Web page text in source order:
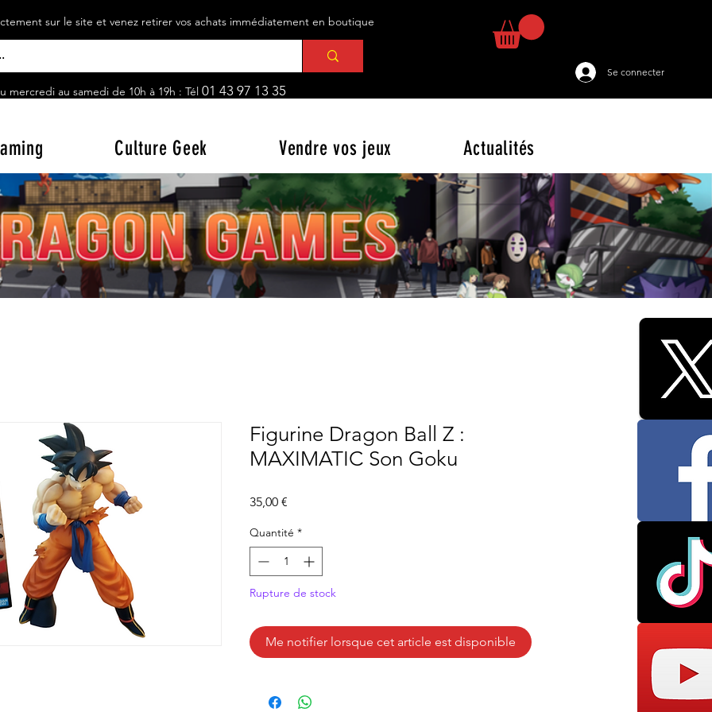
Se connecter
sur le site et venez retirer vos achats immédiatement en boutique
u mercredi au samedi de 10h à 19h : Tél 01 43 97 13 35
Figurine Dragon Ball Z :
MAXIMATIC Son Goku
35,00 €
Quantité *
Rupture de stock
Me notifier lorsque cet article est disponible
Culture Geek Vendre vos jeux Actualités